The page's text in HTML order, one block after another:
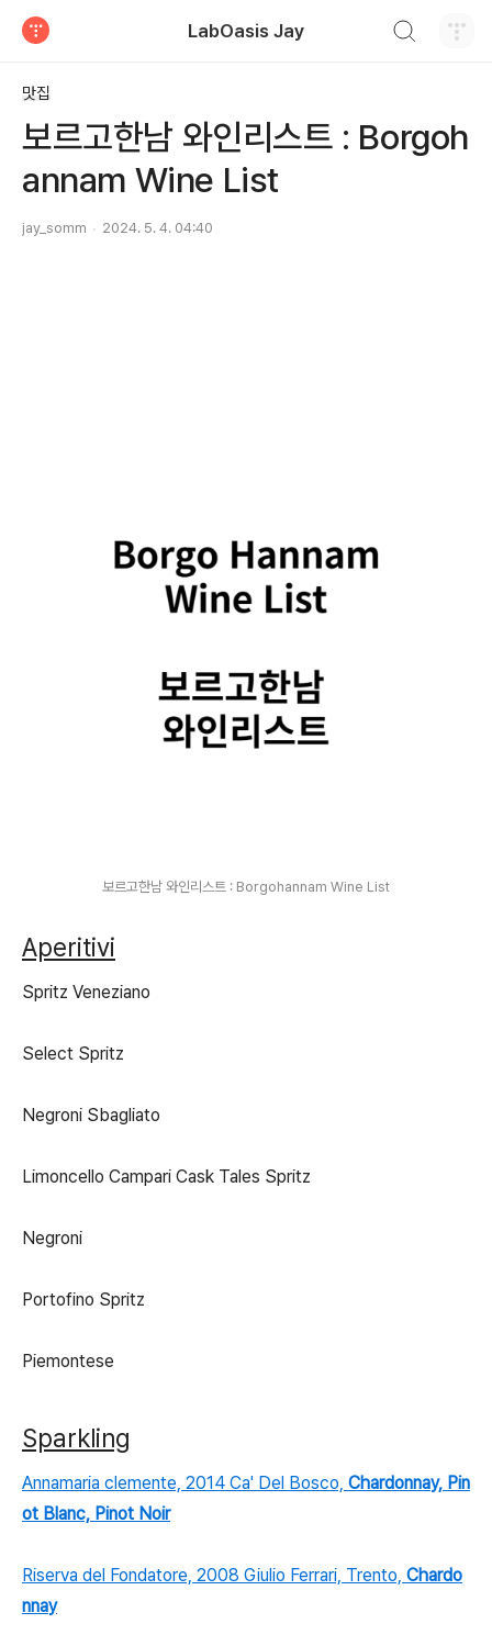
LabOasis Jay
맛집
보르고한남 와인리스트 : Borgoh
annam Wine List
jay_somm 2024. 5. 4. 04:40
보르고한남 와인리스트 : Borgohannam Wine List
Aperitivi
Spritz Veneziano
Select Spritz
Negroni Sbagliato
Limoncello Campari Cask Tales Spritz
Negroni
Portofino Spritz
Piemontese
Sparkling
Annamaria clemente, 2014 Ca' Del Bosco, Chardonnay, Pin
ot Blanc, Pinot Noir
Riserva del Fondatore, 2008 Giulio Ferrari, Trento, Chardo
nnay